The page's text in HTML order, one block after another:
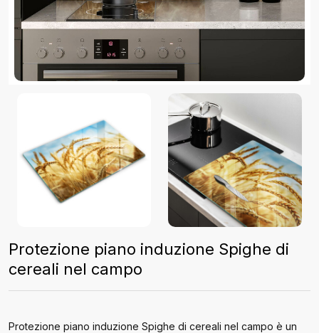
Protezione piano induzione Spighe di
cereali nel campo
Protezione piano induzione Spighe di cereali nel campo è un